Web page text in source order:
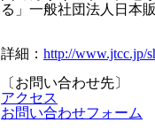
る」一般社団法人日本
詳細： http://www.jtcc.jp/
〔お問い合わせ先〕
アクセス
お問い合わせフォーム